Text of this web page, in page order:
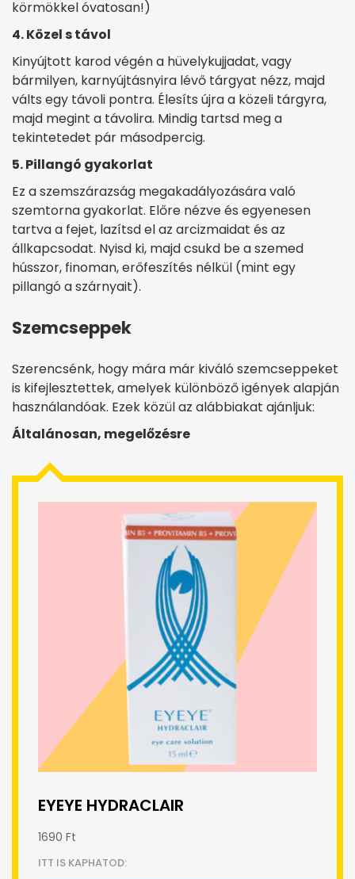
körmökkel óvatosan!)
4. Közel s távol
Kinyújtott karod végén a hüvelykujjadat, vagy
bármilyen, karnyújtásnyira lévő tárgyat nézz, majd
válts egy távoli pontra. Élesíts újra a közeli tárgyra,
majd megint a távolira. Mindig tartsd meg a
tekintetedet pár másodpercig.
5. Pillangó gyakorlat
Ez a szemszárazság megakadályozására való
szemtorna gyakorlat. Előre nézve és egyenesen
tartva a fejet, lazítsd el az arcizmaidat és az
állkapcsodat. Nyisd ki, majd csukd be a szemed
hússzor, finoman, erőfeszítés nélkül (mint egy
pillangó a szárnyait).
Szemcseppek
Szerencsénk, hogy mára már kiváló szemcseppeket
is kifejlesztettek, amelyek különböző igények alapján
használandóak. Ezek közül az alábbiakat ajánljuk:
Általánosan, megelőzésre
EYEYE HYDRACLAIR
1690 Ft
ITT IS KAPHATOD: